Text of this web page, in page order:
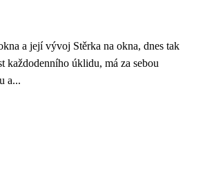
a její vývoj Stěrka na okna, dnes tak
každodenního úklidu, má za sebou
a...